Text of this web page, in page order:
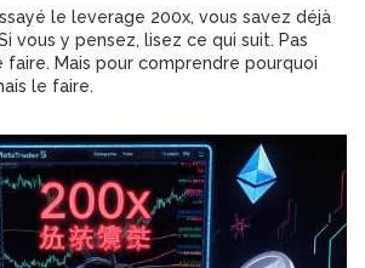
le leverage 200x, vous savez déjà
vous y pensez, lisez ce qui suit. Pas
faire. Mais pour comprendre pourquoi
le faire.